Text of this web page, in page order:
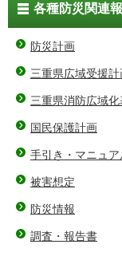
各種防災関連
防災計画
三重県広域受援計
三重県消防広域
国民保護計画
手引き・マニュア
被害想定
防災情報
調査・報告書